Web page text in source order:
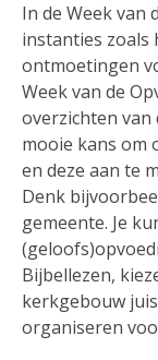
In de Week van
instanties zoals
ontmoetingen
Week van de
overzichten van
mooie kans om
en deze aan te
Denk
gemeente. Je
Bijbellezen,
kerkgebouw
organiseren